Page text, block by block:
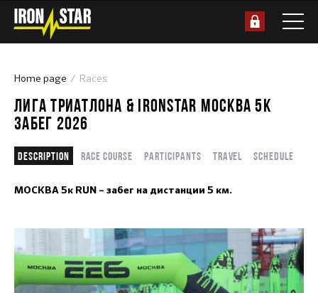
Home page Races
ЛИГА ТРИАТЛОНА & IRONSTAR МОСКВА 5К
ЗАБЕГ 2026
Description Race course Participants Travel Schedule
МОСКВА 5к RUN – забег на дистанции 5 км.